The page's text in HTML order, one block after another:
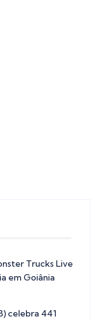
Trucks Live
em Goiânia
celebra 441